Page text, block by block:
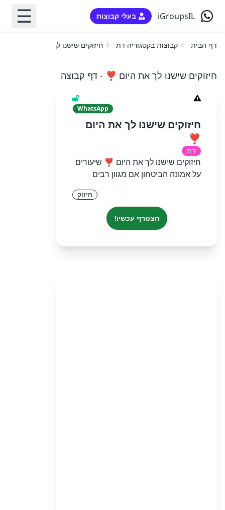
iGroupsIL בעלי קבוצות ☰
דף הבית קבוצות בקטגוריה דת חיזוקים שישנו לך את היום ❣️
חיזוקים שישנו לך את היום ❣️ - דף קבוצה
WhatsApp
חיזוקים שישנו לך את היום
❣️
דת
חיזוקים שישנו לך את היום ❣️ שיעורים
על אמונה הביטחון אם מגוון רבים
חיזוק
הצטרף עכשיו!